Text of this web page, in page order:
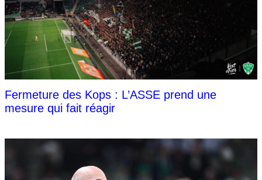
Fermeture des Kops : L’ASSE prend une
mesure qui fait réagir